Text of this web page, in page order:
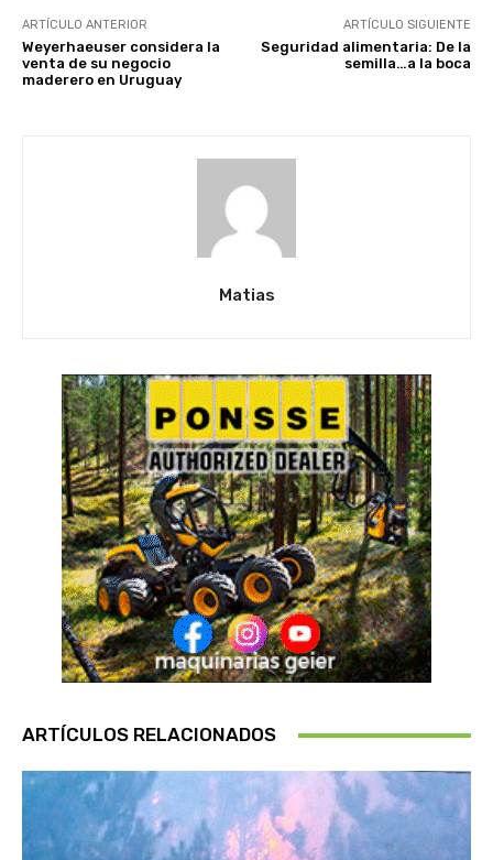
ARTÍCULO ANTERIOR
Weyerhaeuser considera la
venta de su negocio
maderero en Uruguay
ARTÍCULO SIGUIENTE
Seguridad alimentaria: De la
semilla…a la boca
Matias
ARTÍCULOS RELACIONADOS